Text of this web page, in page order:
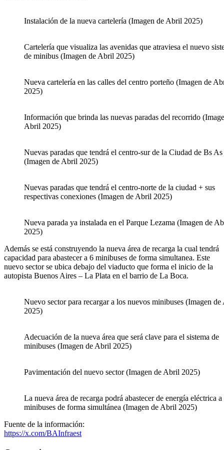
Instalación de la nueva cartelería (Imagen de Abril 2025)
Cartelería que visualiza las avenidas que atraviesa el nuevo
de minibus (Imagen de Abril 2025)
Nueva cartelería en las calles del centro porteño (Imagen de
2025)
Información que brinda las nuevas paradas del recorrido
Abril 2025)
Nuevas paradas que tendrá el centro-sur de la Ciudad de Bs As
(Imagen de Abril 2025)
Nuevas paradas que tendrá el centro-norte de la ciudad + sus
respectivas conexiones (Imagen de Abril 2025)
Nueva parada ya instalada en el Parque Lezama (Imagen de
2025)
Además se está construyendo la nueva área de recarga la cual tendrá
capacidad para abastecer a 6 minibuses de forma simultanea. Este
nuevo sector se ubica debajo del viaducto que forma el inicio de la
autopista Buenos Aires – La Plata en el barrio de La Boca.
Nuevo sector para recargar a los nuevos minibuses (Imagen
2025)
Adecuación de la nueva área que será clave para el sistema de
minibuses (Imagen de Abril 2025)
Pavimentación del nuevo sector (Imagen de Abril 2025)
La nueva área de recarga podrá abastecer de energía eléctrica a
minibuses de forma simultánea (Imagen de Abril 2025)
Fuente de la información:
https://x.com/BAInfraest